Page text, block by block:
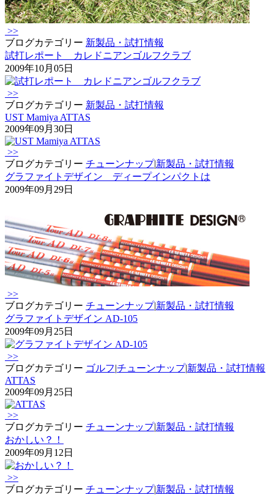
>>
ブログカテゴリー 新製品・試打情報
試打レポート カレドニアンゴルフクラブ
2009年10月05日
>>
ブログカテゴリー 新製品・試打情報
UST Mamiya ATTAS
2009年09月30日
>>
ブログカテゴリー チューンナップ|新製品・試打情報
グラファイトデザイン ディープインパクトは
2009年09月29日
>>
ブログカテゴリー チューンナップ|新製品・試打情報
グラファイトデザイン AD-105
2009年09月25日
>>
ブログカテゴリー ゴルフ|チューンナップ|新製品・試打情報
ATTAS
2009年09月25日
>>
ブログカテゴリー チューンナップ|新製品・試打情報
おかしい？！
2009年09月12日
>>
ブログカテゴリー チューンナップ|新製品・試打情報